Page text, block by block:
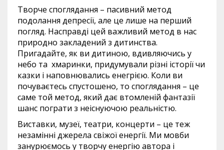
Творче споглядання – пасивний метод
подолання депресії, але це лише на перший
погляд. Насправді цей важливий метод в нас
природно закладений з дитинства.
Пригадайте, як ви дитиною, вдивляючись у
небо та хмаринки, придумували різні історії чи
казки і наповнювались енегрією. Коли ви
почуваєтесь спустошено, то споглядання – це
саме той метод, який дає втомленій фантазії
шанс пограти з неіснуючою реальністю.
Виставки, музеї, театри, концерти – це теж
незамінні джерела свіжої енергії. Ми мовби
занурюємось у творчу енергію автора і